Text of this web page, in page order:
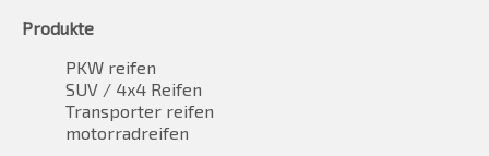
Produkte
PKW reifen
SUV / 4x4 Reifen
Transporter reifen
motorradreifen